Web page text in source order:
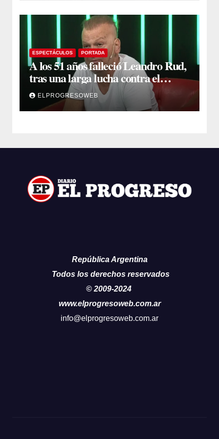
ESPECTÁCULOS PORTADA
A los 51 años falleció Leandro Rud,
tras una larga lucha contra el
cáncer
ELPROGRESOWEB
República Argentina
Todos los derechos reservados
© 2009-2024
www.elprogresoweb.com.ar
info@elprogresoweb.com.ar